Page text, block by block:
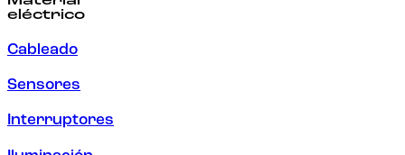
eléctrico
Cableado
Sensores
Interruptores